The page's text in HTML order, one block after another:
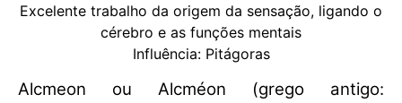
Excelente trabalho da origem da sensação, ligando o
cérebro e as funções mentais
Influência: Pitágoras
Alcmeon ou Alcméon (grego antigo: